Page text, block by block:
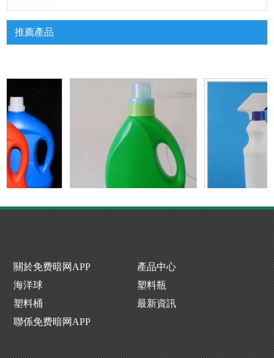
推薦產品
载生產廠家 洗衣液瓶生產廠 噴霧瓶廠
關於免费暗网APP
產品中心
海洋球
塑料瓶
塑料桶
最新資訊
聯係免费暗网APP